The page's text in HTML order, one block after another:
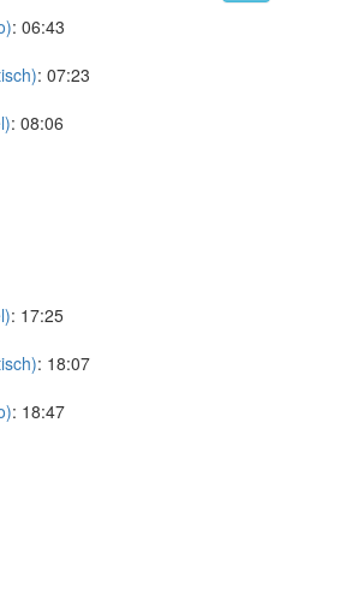
: 06:43
: 07:23
: 08:06
: 17:25
: 18:07
: 18:47